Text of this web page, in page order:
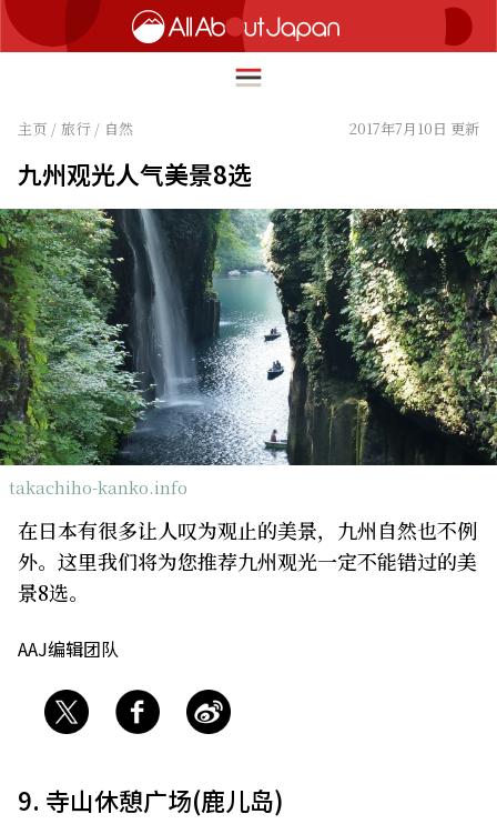
简体中文
繁體中文
ภาษาไทย
한국어
日本語
HOME
旅行
美食
文化
热点
生活
关于我们 网站政策
主页 / 旅行 / 自然 2017年7月10日 更新
九州观光人气美景8选
takachiho-kanko.info
在日本有很多让人叹为观止的美景，九州自然也不例
外。这里我们将为您推荐九州观光一定不能错过的美
景8选。
AAJ编辑团队
9. 寺山休憩广场(鹿儿岛)